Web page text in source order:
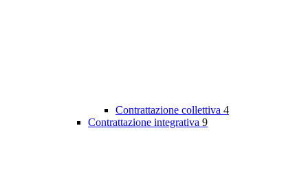
Contrattazione collettiva 4
Contrattazione integrativa 9